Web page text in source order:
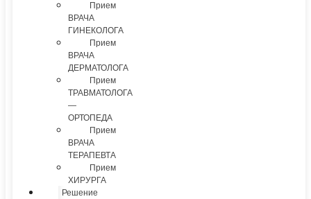
Прием
ВРАЧА
ГИНЕКОЛОГА
Прием
ВРАЧА
ДЕРМАТОЛОГА
Прием
ТРАВМАТОЛОГА
—
ОРТОПЕДА
Прием
ВРАЧА
ТЕРАПЕВТА
Прием
ХИРУРГА
Решение